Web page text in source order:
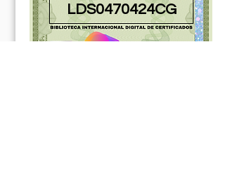
LDS0470424CG